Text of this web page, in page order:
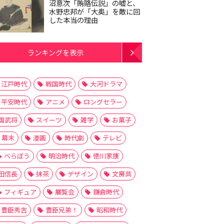
沼意次「賄賂伝説」の嘘と、
水野忠邦が「大奥」を敵に回
した本当の理由
ランキングを表示
江戸時代 戦国時代
大河ドラマ
平安時代
アニメ
ロングセラー
武将
スイーツ 雑学
お菓子
幕末
漫画 時代劇
テレビ
べらぼう
明治時代
徳川家康
信長
抹茶 デザイン
文房具
フィギュア
展覧会
鎌倉時代
豊臣秀吉
豊臣兄弟！
昭和時代